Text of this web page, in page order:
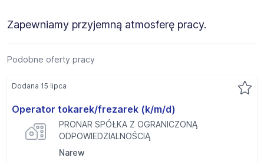
Zapewniamy przyjemną atmosferę pracy.
Podobne oferty pracy
Operator tokarek/frezarek (k/m/d)
PRONAR SPÓŁKA Z OGRANICZONĄ
ODPOWIEDZIALNOŚCIĄ
Narew
Dodana 15 lipca